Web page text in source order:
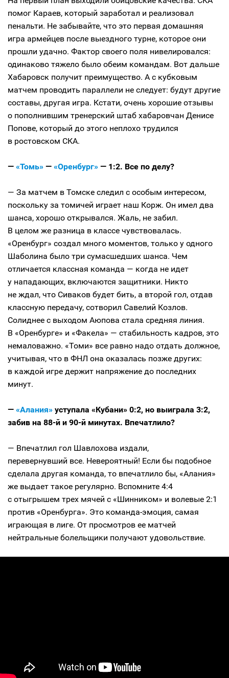
помог Караев, который заработал и реализовал
пенальти. Не забывайте, что это первая домашняя
игра армейцев после выездного турне, которое они
прошли удачно. Фактор своего поля нивелировался:
одинаково тяжело было обеим командам. Вот дальше
Хабаровск получит преимущество. А с кубковым
матчем проводить параллели не следует: будут другие
составы, другая игра. Кстати, очень хорошие отзывы
о пополнившим тренерский штаб хабаровчан Денисе
Попове, который до этого неплохо трудился
в ростовском СКА.
— «Томь» — «Оренбург» — 1:2. Все по делу?
— За матчем в Томске следил с особым интересом,
поскольку за томичей играет наш Корж. Он имел два
шанса, хорошо открывался. Жаль, не забил.
В целом же разница в классе чувствовалась.
«Оренбург» создал много моментов, только у одного
Шаболина было три сумасшедших шанса. Чем
отличается классная команда — когда не идет
у нападающих, включаются защитники. Никто
не ждал, что Сиваков будет бить, а второй гол, отдав
классную передачу, сотворил Савелий Козлов.
Солиднее с выходом Аюпова стала средняя линия.
В «Оренбурге» и «Факела» — стабильность кадров, это
немаловажно. «Томи» все равно надо отдать должное,
учитывая, что в ФНЛ она оказалась позже других:
в каждой игре держит напряжение до последних
минут.
— «Алания» уступала «Кубани» 0:2, но выиграла 3:2,
забив на 88-й и 90-й минутах. Впечатлило?
— Впечатлил гол Шавлохова издали,
перевернувший все. Невероятный! Если бы подобное
сделала другая команда, то впечатлило бы, «Алания»
же выдает такое регулярно. Вспомните 4:4
с отыгрышем трех мячей с «Шинником» и волевые 2:1
против «Оренбурга». Это команда-эмоция, самая
играющая в лиге. От просмотров ее матчей
нейтральные болельщики получают удовольствие.